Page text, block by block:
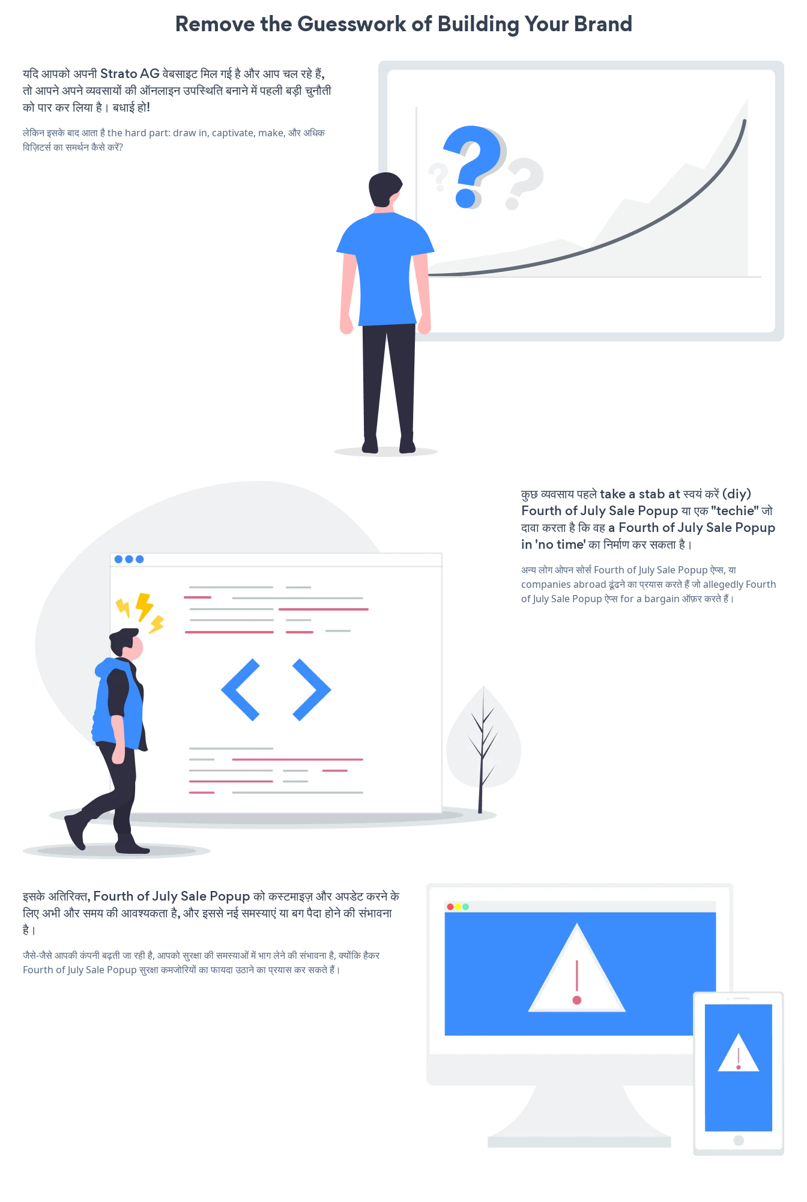
Remove the Guesswork of Building Your Brand
यदि आपको अपनी Strato AG वेबसाइट मिल गई है और आप चल रहे हैं,
तो आपने अपने व्यवसायों की ऑनलाइन उपस्थिति बनाने में पहली बड़ी चुनौती
को पार कर लिया है। बधाई हो!
लेकिन इसके बाद आता है the hard part: draw in, captivate, make, और अधिक
विज़िटर्स का समर्थन कैसे करें?
कुछ व्यवसाय पहले take a stab at स्वयं करें (diy)
Fourth of July Sale Popup या एक "techie" जो
दावा करता है कि वह a Fourth of July Sale Popup
in 'no time' का निर्माण कर सकता है।
अन्य लोग ओपन सोर्स Fourth of July Sale Popup ऐप्स, या
companies abroad ढूंढने का प्रयास करते हैं जो allegedly Fourth
of July Sale Popup ऐप्स for a bargain ऑफ़र करते हैं।
इसके अतिरिक्त, Fourth of July Sale Popup को कस्टमाइज़ और अपडेट करने के
लिए अभी और समय की आवश्यकता है, और इससे नई समस्याएं या बग पैदा होने की संभावना
है।
जैसे-जैसे आपकी कंपनी बढ़ती जा रही है, आपको सुरक्षा की समस्याओं में भाग लेने की संभावना है, क्योंकि हैकर
Fourth of July Sale Popup सुरक्षा कमजोरियों का फायदा उठाने का प्रयास कर सकते हैं।